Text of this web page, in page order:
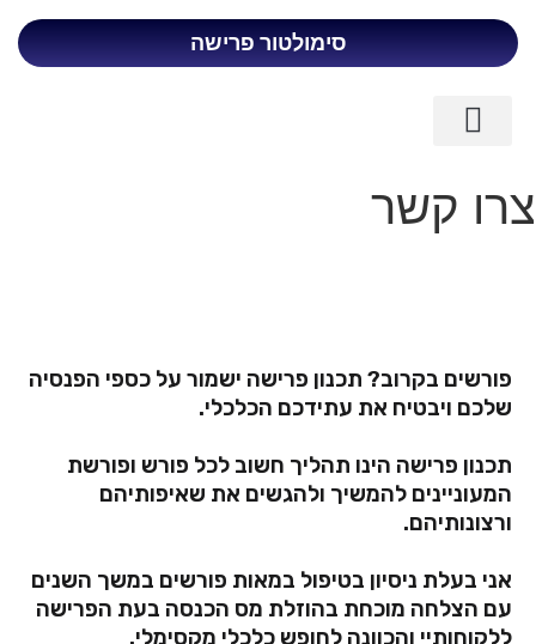
סימולטור פרישה
צרו קשר
פורשים בקרוב? תכנון פרישה ישמור על כספי הפנסיה
שלכם ויבטיח את עתידכם הכלכלי.
תכנון פרישה הינו תהליך חשוב לכל פורש ופורשת
המעוניינים להמשיך ולהגשים את שאיפותיהם
ורצונותיהם.
אני בעלת ניסיון בטיפול במאות פורשים במשך השנים
עם הצלחה מוכחת בהוזלת מס הכנסה בעת הפרישה
ללקוחותיי והכוונה לחופש כלכלי מקסימלי.